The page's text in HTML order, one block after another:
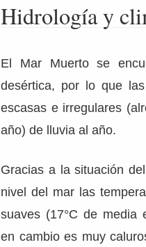
Hidrología y
El Mar Muerto se
desértica, por lo que
escasas e irregulares
año) de lluvia al año.
Gracias a la situación
nivel del mar las
suaves (17°C de media
en cambio es muy